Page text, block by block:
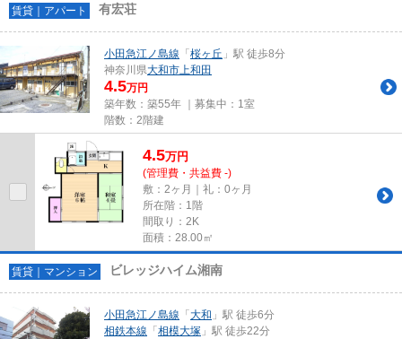
賃貸｜アパート 有宏荘
小田急江ノ島線 「 桜ヶ丘 」駅 徒歩8分
神奈川県大和市上和田
4.5万円
築年数：築55年 ｜募集中： 1室
階数：2階建
4.5万円
(管理費・共益費 -)
敷：2ヶ月｜礼：0ヶ月
所在階：1階
間取り：2K
面積：28.00㎡
賃貸｜マンション ビレッジハイム湘南
小田急江ノ島線 「 大和 」駅 徒歩6分
相鉄本線 「 相模大塚 」駅 徒歩22分